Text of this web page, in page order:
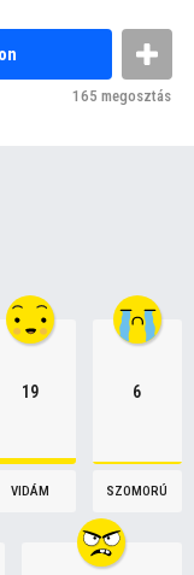
165 megosztás
19
VIDÁM
6
SZOMORÚ